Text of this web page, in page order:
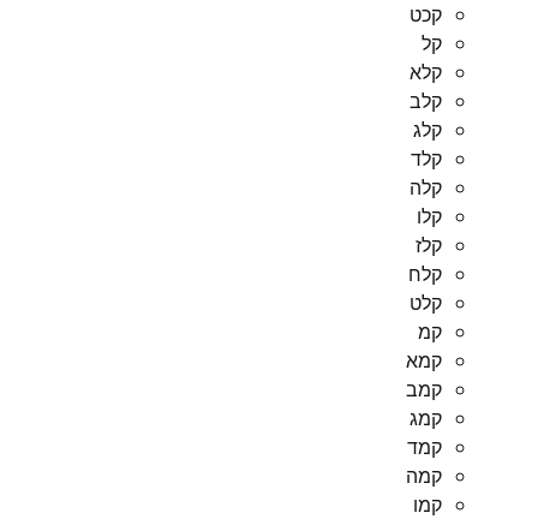
קכט
קל
קלא
קלב
קלג
קלד
קלה
קלו
קלז
קלח
קלט
קמ
קמא
קמב
קמג
קמד
קמה
קמו